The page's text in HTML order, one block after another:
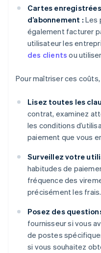
Cartes
d’abonnement : Les
également facturer
utilisateur les
des clients ou
Pour maîtriser ces
Lisez toutes les
contrat, examinez
les conditions
paiement que vous
Surveillez votre
habitudes de
fréquence des
précisément les frais.
Posez des
fournisseur si vous
de postes
si vous souhaitez